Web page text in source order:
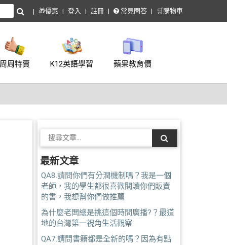
🎁優惠 登入 註冊 常見問答 🛒購物車
周周特賣 K12英語學習 蘋果教育價
最新文章
QA8.請問你們有分潤機制嗎？我是一個
老師，我的學生都很喜歡閱讀你們販賣
的書，我想幫你們做推薦
為什麼老闆總是挑這個時間廣播?？最道
地的台灣第一視角生活觀察
QA7.請問書籍都是全新的嗎？因為有點